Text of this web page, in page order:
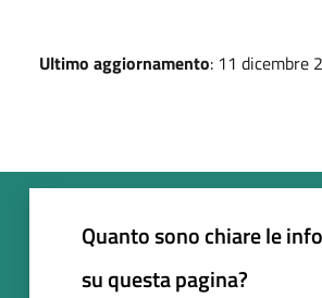
Ultimo aggiornamento: 11 dicembre
Quanto sono chiare le
su questa pagina?